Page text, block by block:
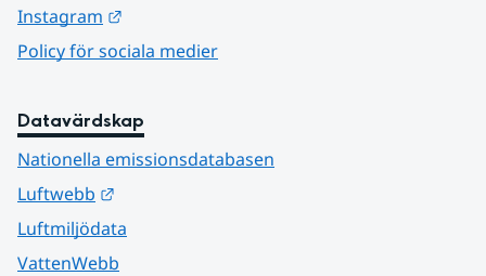
Instagram
Policy för sociala medier
Datavärdskap
Nationella emissionsdatabasen
Luftwebb
Luftmiljödata
VattenWebb